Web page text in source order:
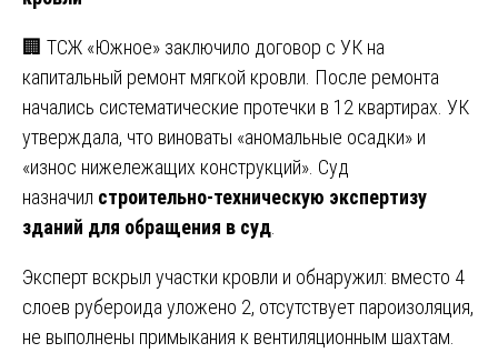
🏢 ТСЖ «Южное» заключило договор с УК на
капитальный ремонт мягкой кровли. После ремонта
начались систематические протечки в 12 квартирах. УК
утверждала, что виноваты «аномальные осадки» и
«износ нижележащих конструкций». Суд
назначил строительно-техническую экспертизу
зданий для обращения в суд
Эксперт вскрыл участки кровли и обнаружил: вместо 4
слоев рубероида уложено 2, отсутствует пароизоляция,
не выполнены примыкания к вентиляционным шахтам.